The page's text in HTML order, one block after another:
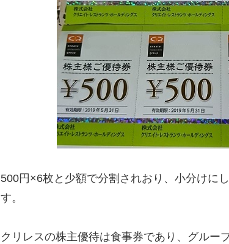
500円×6枚と少額で分割されおり、小分けに
す。
クリレスの株主優待は食事券であり、グルー